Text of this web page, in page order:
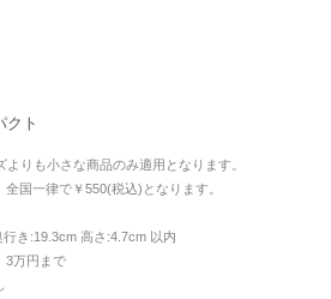
クト
よりも小さな商品のみ適用となります。
国一律で￥550(税込)となります。
き:19.3cm 高さ:4.7cm 以内
3万円まで